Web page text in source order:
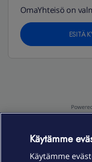
OmaYhteisö on
ESITÄ
Käytämme
Käytämme